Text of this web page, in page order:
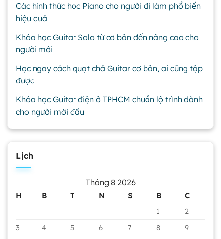
Các hình thức học Piano cho người đi làm phổ biến
hiệu quả
Khóa học Guitar Solo từ cơ bản đến nâng cao cho
người mới
Học ngay cách quạt chả Guitar cơ bản, ai cũng tập
được
Khóa học Guitar điện ở TPHCM chuẩn lộ trình dành
cho người mới đầu
Lịch
Tháng 8 2026
H B T N S B
C
1
2
3
4 5 6 7 8
9